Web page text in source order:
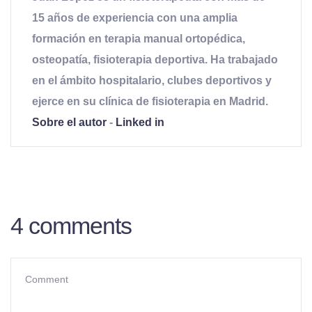
15 años de experiencia con una amplia
formación en terapia manual ortopédica,
osteopatía, fisioterapia deportiva. Ha trabajado
en el ámbito hospitalario, clubes deportivos y
ejerce en su clínica de fisioterapia en Madrid.
Sobre el autor - Linked in
4 comments